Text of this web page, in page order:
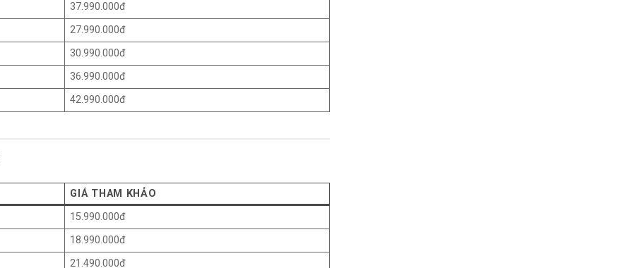
37.990.000đ
27.990.000đ
30.990.000đ
36.990.000đ
42.990.000đ
GIÁ THAM KHẢO
15.990.000đ
18.990.000đ
21.490.000đ